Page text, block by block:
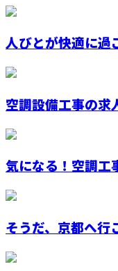
人びとが快適に過
空調設備工事の求
気になる！空調工
そうだ、京都へ行